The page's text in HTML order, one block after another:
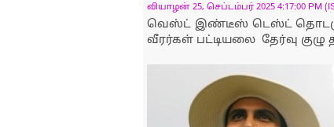
வியாழன் 25, செப்டம்பர் 2025 4:17:00 PM
வெஸ்ட் இண்டீஸ் டெஸ்ட்
வீரர்கள் பட்டியலை தேர்வு